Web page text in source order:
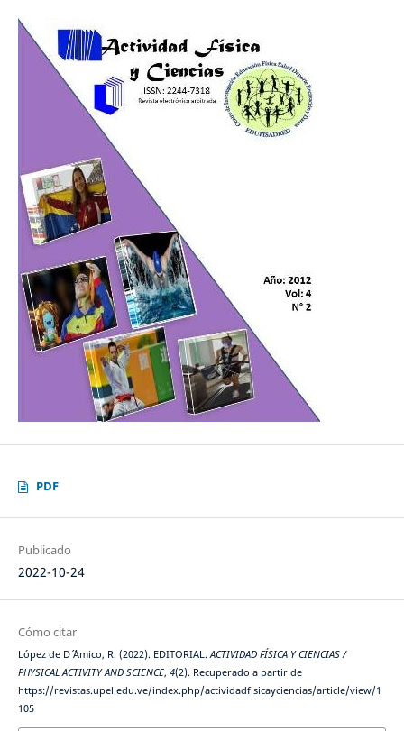
PDF
Publicado
2022-10-24
Cómo citar
López de D´ ´Amico, R. (2022). EDITORIAL.ACTIVIDAD FÍSICA Y CIENCIAS /
PHYSICAL ACTIVITY AND SCIENCE, 4(2). Recuperado a partir de
https://revistas.upel.edu.ve/index.php/actividadfisicayciencias/article/view/1
105